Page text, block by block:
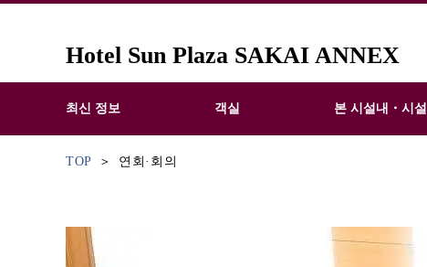
Hotel Sun Plaza SAKAI ANNEX
최신 정보 객실 본 시설내・시설
TOP 연회·회의